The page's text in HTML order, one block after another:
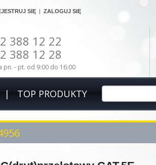
388 12 22
388 12 28
pn. - pt. od 9:00 do 16:00
SIĘ| ZALOGUJ SIĘ
TOP PRODUKTY